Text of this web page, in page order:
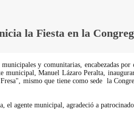
la Fiesta en la
y comunitarias, encabezadas por
municipal, Manuel Lázaro Peralta,
mismo que tiene como sede la
el agente municipal, agradeció a